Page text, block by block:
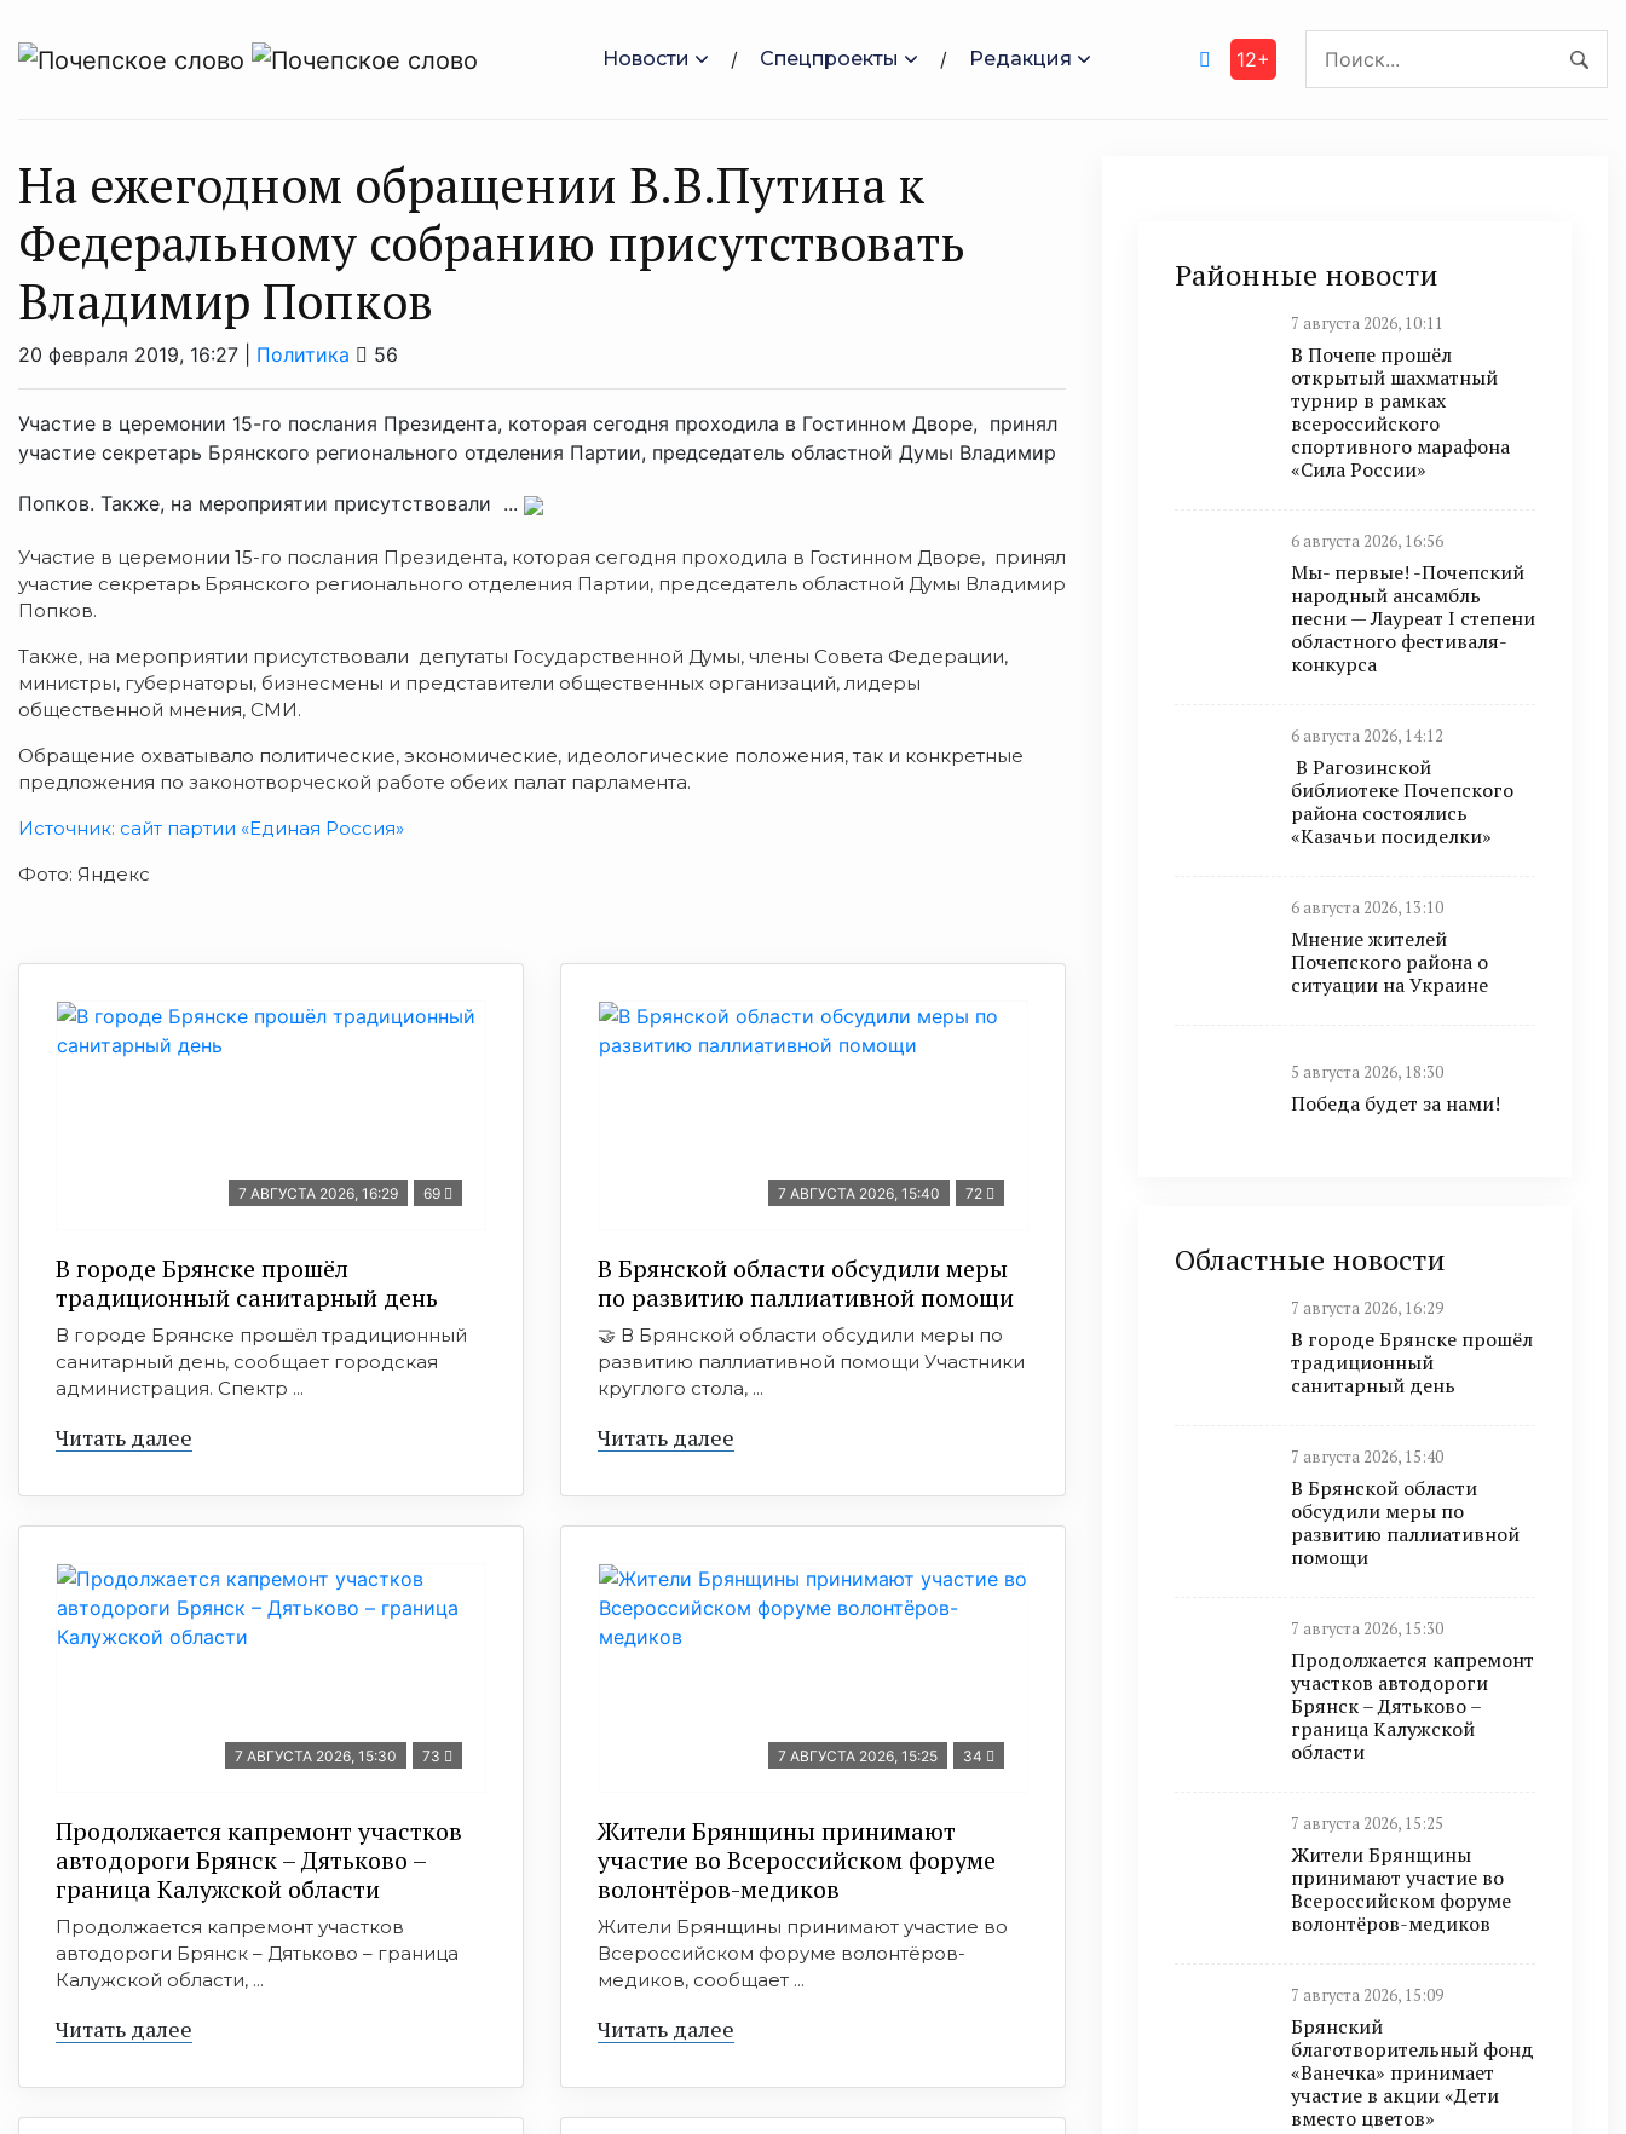
Новости Спецпроекты Редакция 12+
На ежегодном обращении В.В.Путина к
Федеральному собранию присутствовать
Владимир Попков
20 февраля 2019, 16:27 | Политика 56
Участие в церемонии 15-го послания Президента, которая сегодня проходила в Гостинном Дворе, принял
участие секретарь Брянского регионального отделения Партии, председатель областной Думы Владимир
Попков. Также, на мероприятии присутствовали ...
Участие в церемонии 15-го послания Президента, которая сегодня проходила в Гостинном Дворе, принял
участие секретарь Брянского регионального отделения Партии, председатель областной Думы Владимир
Попков.
Также, на мероприятии присутствовали депутаты Государственной Думы, члены Совета Федерации,
министры, губернаторы, бизнесмены и представители общественных организаций, лидеры
общественной мнения, СМИ.
Обращение охватывало политические, экономические, идеологические положения, так и конкретные
предложения по законотворческой работе обеих палат парламента.
Источник: сайт партии «Единая Россия»
Фото: Яндекс
7 АВГУСТА 2026, 16:29 69
В городе Брянске прошёл
традиционный санитарный день
В городе Брянске прошёл традиционный
санитарный день, сообщает городская
администрация. Спектр ...
Читать далее
7 АВГУСТА 2026, 15:40 72
В Брянской области обсудили меры
по развитию паллиативной помощи
🤝 В Брянской области обсудили меры по
развитию паллиативной помощи Участники
круглого стола, ...
Читать далее
7 АВГУСТА 2026, 15:30 73
Продолжается капремонт участков
автодороги Брянск – Дятьково –
граница Калужской области
Продолжается капремонт участков
автодороги Брянск – Дятьково – граница
Калужской области, ...
Читать далее
7 АВГУСТА 2026, 15:25 34
Жители Брянщины принимают
участие во Всероссийском форуме
волонтёров-медиков
Жители Брянщины принимают участие во
Всероссийском форуме волонтёров-
медиков, сообщает ...
Читать далее
Районные новости
7 августа 2026, 10:11
В Почепе прошёл
открытый шахматный
турнир в рамках
всероссийского
спортивного марафона
«Сила России»
6 августа 2026, 16:56
Мы- первые! -Почепский
народный ансамбль
песни — Лауреат I степени
областного фестиваля-
конкурса
6 августа 2026, 14:12
В Рагозинской
библиотеке Почепского
района состоялись
«Казачьи посиделки»
6 августа 2026, 13:10
Мнение жителей
Почепского района о
ситуации на Украине
5 августа 2026, 18:30
Победа будет за нами!
Областные новости
7 августа 2026, 16:29
В городе Брянске прошёл
традиционный
санитарный день
7 августа 2026, 15:40
В Брянской области
обсудили меры по
развитию паллиативной
помощи
7 августа 2026, 15:30
Продолжается капремонт
участков автодороги
Брянск – Дятьково –
граница Калужской
области
7 августа 2026, 15:25
Жители Брянщины
принимают участие во
Всероссийском форуме
волонтёров-медиков
7 августа 2026, 15:09
Брянский
благотворительный фонд
«Ванечка» принимает
участие в акции «Дети
вместо цветов»